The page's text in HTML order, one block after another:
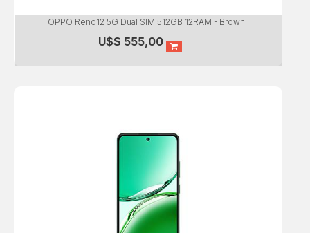
OPPO Reno12 5G Dual SIM 512GB 12RAM - Brown
U$S 555,00